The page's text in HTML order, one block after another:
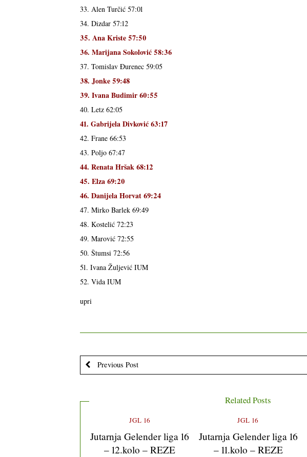
33. Alen Turčić 57:01
34. Dizdar 57:12
35. Ana Kriste 57:50
36. Marijana Sokolović 58:36
37. Tomislav Đurenec 59:05
38. Jonke 59:48
39. Ivana Budimir 60:55
40. Letz 62:05
41. Gabrijela Divković 63:17
42. Frane 66:53
43. Poljo 67:47
44. Renata Hršak 68:12
45. Elza 69:20
46. Danijela Horvat 69:24
47. Mirko Barlek 69:49
48. Kostelić 72:23
49. Marović 72:55
50. Štumsi 72:56
51. Ivana Žuljević IUM
52. Vida IUM
upri
Previous Post
Related Posts
JGL 16
Jutarnja Gelender liga 16
– 12.kolo – REZE
JGL 16
Jutarnja Gelender liga 16
– 11.kolo – REZE